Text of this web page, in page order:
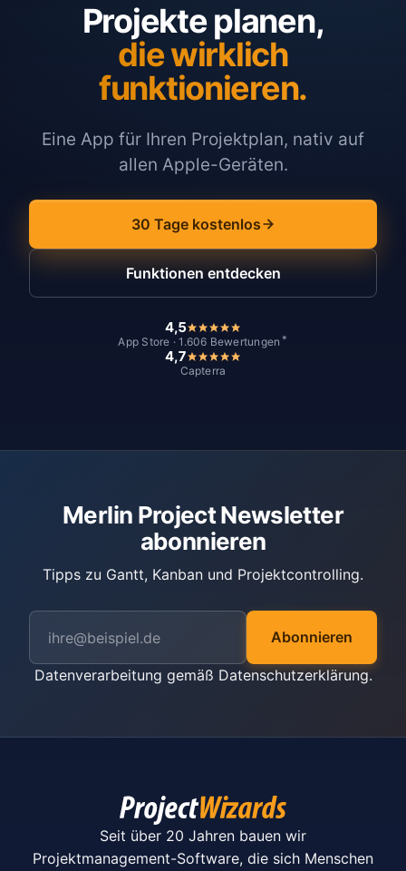
Projekte planen,
die wirklich
funktionieren.
Eine App für Ihren Projektplan, nativ auf
allen Apple-Geräten.
30 Tage kostenlos
Funktionen entdecken
4,5
App Store · 1.606 Bewertungen *
4,7
Capterra
Merlin Project Newsletter
abonnieren
Tipps zu Gantt, Kanban und Projektcontrolling.
Abonnieren
Datenverarbeitung gemäß Datenschutzerklärung.
Seit über 20 Jahren bauen wir
Projektmanagement-Software, die sich Menschen